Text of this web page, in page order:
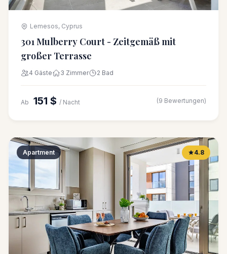
Lemesos, Cyprus
301 Mulberry Court - Zeitgemäß mit
großer Terrasse
4 Gäste 3 Zimmer 2 Bad
Ab 151 $ / Nacht (9 Bewertungen)
Apartment 4.8